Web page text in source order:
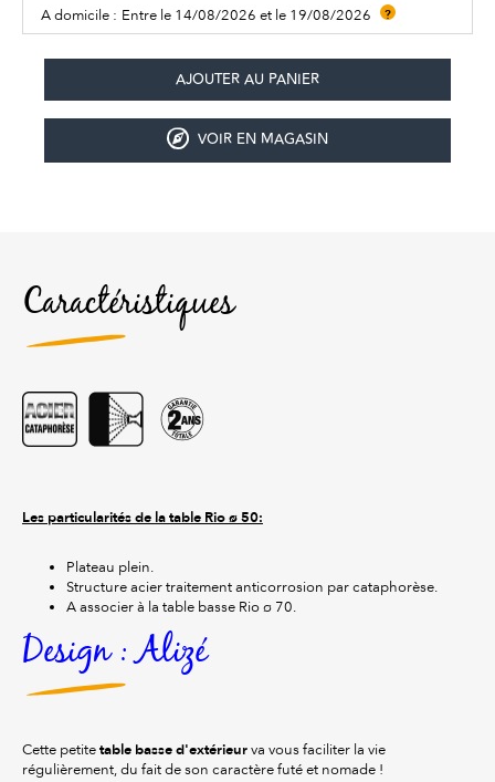
A domicile : Entre le 14/08/2026 et le 19/08/2026 ?
VOIR EN MAGASIN
Caractéristiques
Les particularités de la table Rio ø 50:
Plateau plein.
Structure acier traitement anticorrosion par cataphorèse.
A associer à la table basse Rio ø 70.
Design : Alizé
Cette petite table basse d'extérieur va vous faciliter la vie
régulièrement, du fait de son caractère futé et nomade !